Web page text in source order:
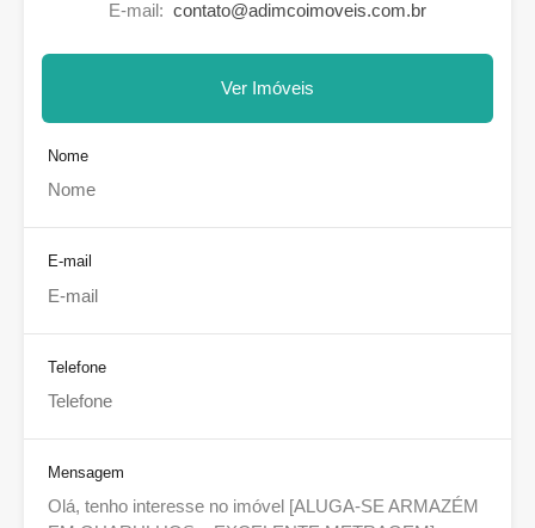
E-mail: contato@adimcoimoveis.com.br
Ver Imóveis
Nome
E-mail
Telefone
Mensagem